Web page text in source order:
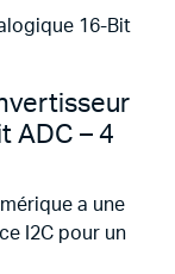
16-Bit
ADC – 4
a une
I2C pour un